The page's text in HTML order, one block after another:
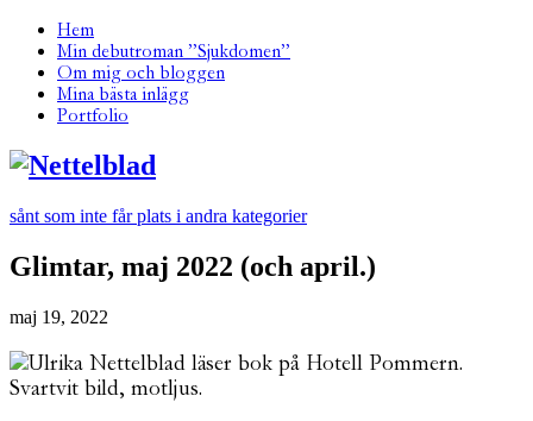
Hem
Min debutroman ”Sjukdomen”
Om mig och bloggen
Mina bästa inlägg
Portfolio
sånt som inte får plats i andra kategorier
Glimtar, maj 2022 (och april.)
maj 19, 2022